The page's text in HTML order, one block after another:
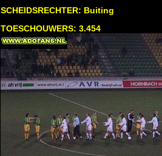
SCHEIDSRECHTER: Buiting
TOESCHOUWERS: 3.454